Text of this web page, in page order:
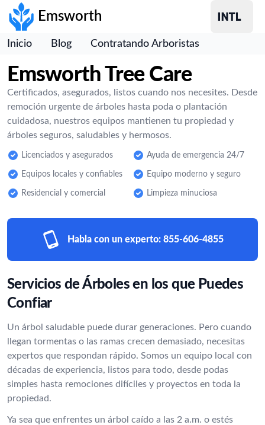
Emsworth
Inicio Blog Contratando Arboristas
Emsworth Tree Care
Certificados, asegurados, listos cuando nos necesites. Desde
remoción urgente de árboles hasta poda o plantación
cuidadosa, nuestros equipos mantienen tu propiedad y
árboles seguros, saludables y hermosos.
Licenciados y asegurados Ayuda de emergencia 24/7
Equipos locales y confiables Equipo moderno y seguro
Residencial y comercial Limpieza minuciosa
Habla con un experto: 855-606-4855
Servicios de Árboles en los que Puedes
Confiar
Un árbol saludable puede durar generaciones. Pero cuando
llegan tormentas o las ramas crecen demasiado, necesitas
expertos que respondan rápido. Somos un equipo local con
décadas de experiencia, listos para todo, desde podas
simples hasta remociones difíciles y proyectos en toda la
propiedad.
Ya sea que enfrentes un árbol caído a las 2 a.m. o estés